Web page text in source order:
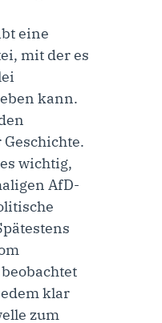
eine
mit der es
kann.
wichtig,
AfD-
klar
zum